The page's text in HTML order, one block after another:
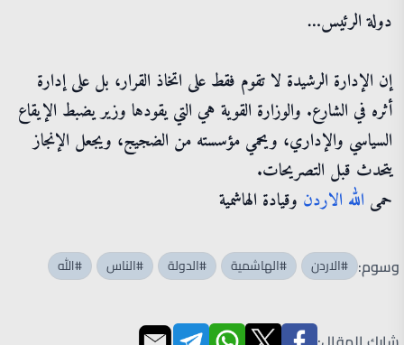
دولة الرئيس…
إن الإدارة الرشيدة لا تقوم فقط على اتخاذ القرار، بل على إدارة
أثره في الشارع. والوزارة القوية هي التي يقودها وزير يضبط الإيقاع
السياسي والإداري، ويحمي مؤسسته من الضجيج، ويجعل الإنجاز
يتحدث قبل التصريحات.
حمى الله الاردن وقيادة الهاشمية
وسوم: #الاردن #الهاشمية #الدولة #الناس #الله